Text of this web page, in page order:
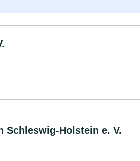
Schleswig-Holstein e. V.